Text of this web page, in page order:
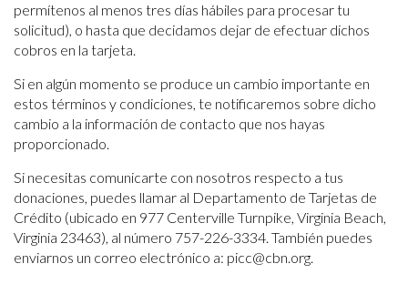
permítenos al menos tres días hábiles para procesar tu
solicitud), o hasta que decidamos dejar de efectuar dichos
cobros en la tarjeta.
Si en algún momento se produce un cambio importante en
estos términos y condiciones, te notificaremos sobre dicho
cambio a la información de contacto que nos hayas
proporcionado.
Si necesitas comunicarte con nosotros respecto a tus
donaciones, puedes llamar al Departamento de Tarjetas de
Crédito (ubicado en 977 Centerville Turnpike, Virginia Beach,
Virginia 23463), al número 757-226-3334. También puedes
enviarnos un correo electrónico a: picc@cbn.org.